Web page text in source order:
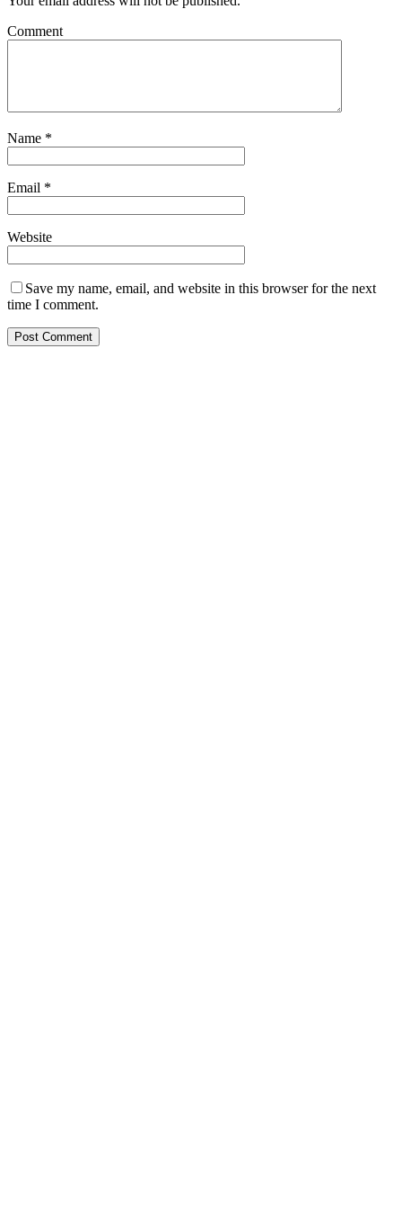
Comment
Name *
Email *
Website
Save my name, email, and website in this browser for the next
time I comment.